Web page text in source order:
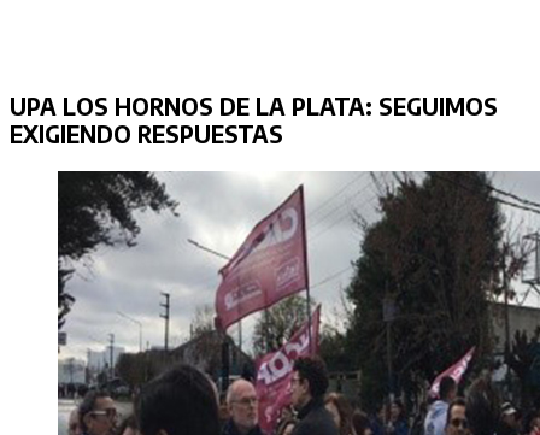
UPA LOS HORNOS DE LA PLATA: SEGUIMOS
EXIGIENDO RESPUESTAS